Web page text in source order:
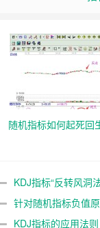
随机指标如何起死回
KDJ指标“反转风洞
针对随机指标负值
KDJ指标的应用法则